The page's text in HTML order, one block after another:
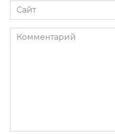
Сайт
Комментарий